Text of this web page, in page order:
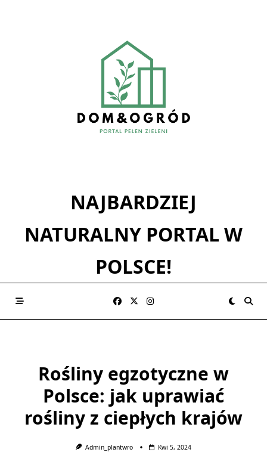
NAJBARDZIEJ
NATURALNY PORTAL W
POLSCE!
Rośliny egzotyczne w
Polsce: jak uprawiać
rośliny z ciepłych krajów
Admin_plantwro Kwi 5, 2024